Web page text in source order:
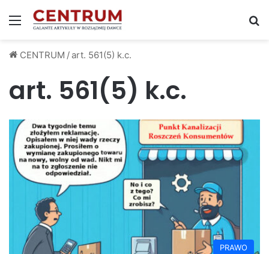
Menu
CENTRUM /art. 561(5) k.c.
art. 561(5) k.c.
PRAWO